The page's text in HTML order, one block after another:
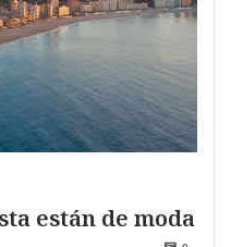
están de moda